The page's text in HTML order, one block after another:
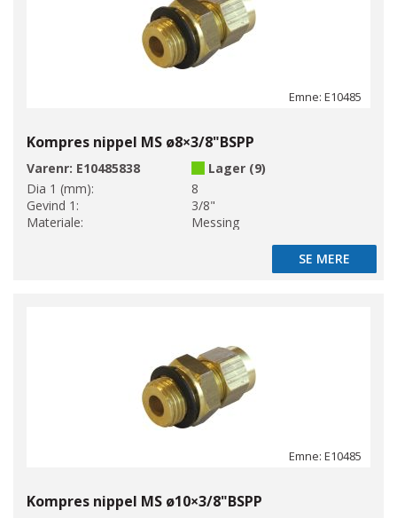
Emne: E10485
Kompres nippel MS ø8×3/8"BSPP
Varenr: E10485838
Lager (9)
Dia 1 (mm):
8
Gevind 1:
3/8"
Materiale:
Messing
SE MERE
SE MERE
Emne: E10485
Kompres nippel MS ø10×3/8"BSPP